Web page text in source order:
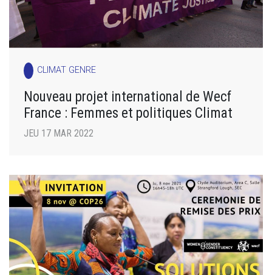
CLIMAT GENRE
Nouveau projet international de Wecf
France : Femmes et politiques Climat
JEU 17 MAR 2022